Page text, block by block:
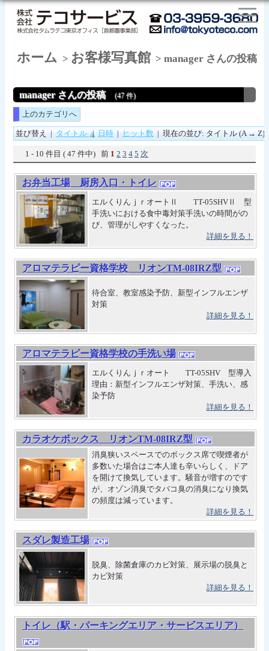
ホーム > お客様写真館> manager さんの投稿
manager さんの投稿 (47 件)
上のカテゴリへ
並び替え | タイトル | 日時 | ヒット数 | 現在の並び: タイトル (A → Z)
1 - 10 件目 ( 47 件中) 前 1 2 3 4 5 次
お弁当工場 厨房入口・トイレ
エルくりんｊｒオートⅡ TT-05SHVⅡ 型
手洗いにおける食中毒対策手洗いの時間がの
び、管理がしやすくなった。
詳細を見る！
アロマテラピー資格学校 リオンTM-08IRZ型
待合室、教室感染予防、新型インフルエンザ
対策
詳細を見る！
アロマテラピー資格学校の手洗い場
エルくりんｊｒオート TT-05SHV 型導入
理由：新型インフルエンザ対策、手洗い、感
染予防
詳細を見る！
カラオケボックス リオンTM-08IRZ型
消臭狭いスペースでのボックス席で喫煙者が
多数いた場合はご本人達も辛いらしく、ドア
を開けて換気しています。騒音が増すのです
が、オゾン消臭でタバコ臭の消臭になり換気
の頻度は減っています。
詳細を見る！
スダレ製造工場
脱臭、除菌倉庫のカビ対策、展示場の脱臭と
カビ対策
詳細を見る！
トイレ（駅・パーキングエリア・サービスエリア）